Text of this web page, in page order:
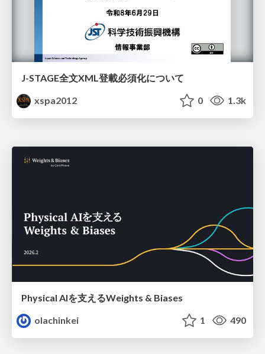
J-STAGE全文XML登載必須化について
xspa2012
0 1.3k
Physical AIを支えるWeights & Biases
olachinkei
1 490